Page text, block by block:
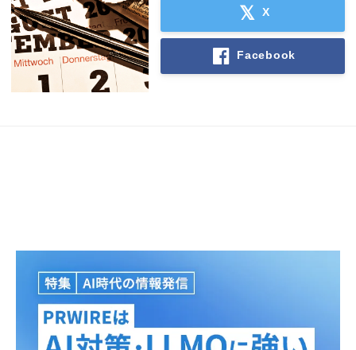
X
Facebook